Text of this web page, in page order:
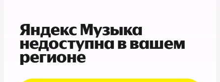
Яндекс Музыка
недоступна в вашем
регионе